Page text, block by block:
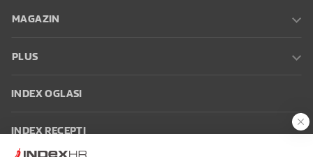
MAGAZIN
PLUS
INDEX OGLASI
INDEX RECEPTI